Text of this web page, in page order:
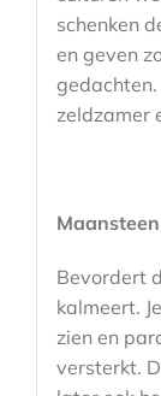
schenken
en geven
gedachten.
zeldzamer
Maansteen
Bevordert
kalmeert.
zien en
versterkt.